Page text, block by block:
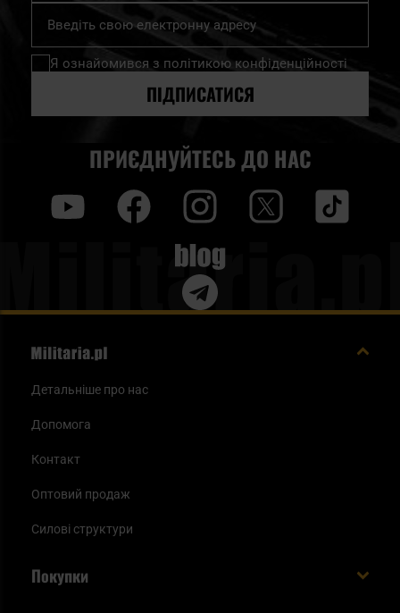
Підпишіться
нашу
розсилку
Я ознайомився з політикою конфіденційності
ПІДПИСАТИСЯ
ПРИЄДНУЙТЕСЬ ДО НАС
Blog
Детальніше про нас
Допомога
Контакт
Оптовий продаж
Силові структури
Покупки